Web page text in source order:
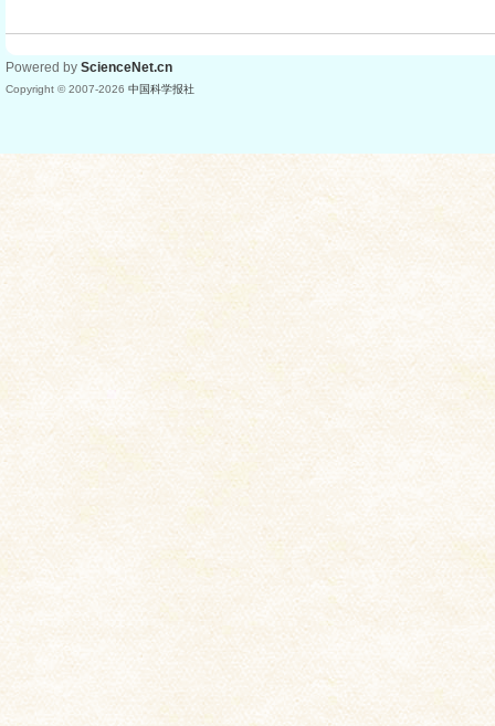
Powered by ScienceNet.cn
Copyright © 2007-2026 中国科学报社